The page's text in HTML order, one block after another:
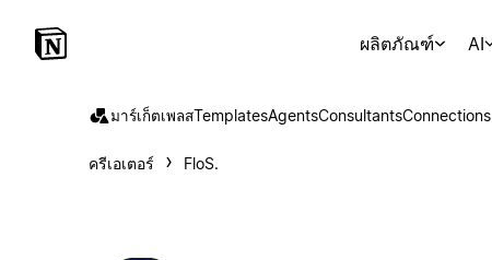
ผลิตภัณฑ์ AI
มาร์เก็ตเพลสTemplatesAgentsConsultantsConnections
ครีเอเตอร์ FloS.